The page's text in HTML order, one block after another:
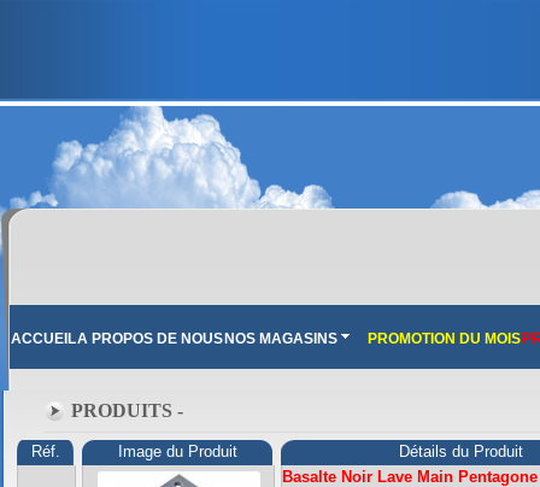
ACCUEILA PROPOS DE NOUS NOS MAGASINS PROMOTION DU MOIS
PRODUITS -
Réf. Image du Produit Détails du Produit
Basalte Noir Lave Main Pentagone